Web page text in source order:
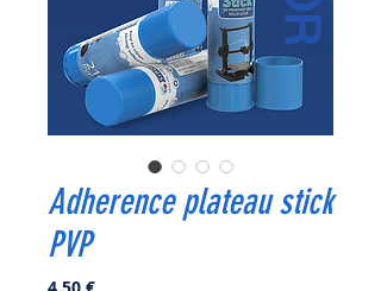
Adherence plateau stick
PVP
Prix